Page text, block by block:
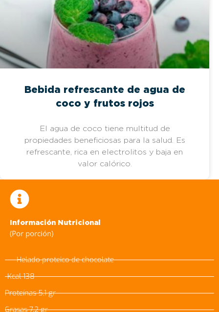
Bebida refrescante de agua de
coco y frutos rojos
El agua de coco tiene multitud de
propiedades beneficiosas para la salud. Es
refrescante, rica en electrolitos y baja en
valor calórico.
Información Nutricional
(Por porción)
Helado proteico de chocolate
Kcal 138
Proteínas 5,1 gr
Grasas 7,2 gr